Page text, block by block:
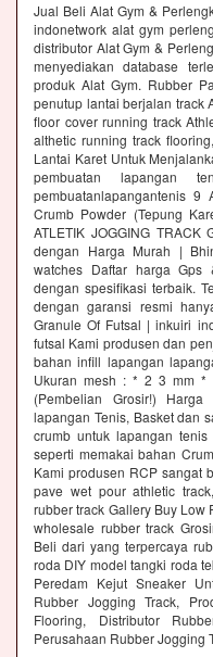
Jual Beli Alat Gym &
indonetwork alat gym
distributor Alat Gym &
menyediakan database
produk Alat Gym. Rubber
penutup lantai berjalan track
floor cover running track
althetic running track
Lantai Karet Untuk
pembuatan lapangan
pembuatanlapangantenis
Crumb Powder (Tepung
ATLETIK JOGGING
dengan Harga Murah |
watches Daftar harga Gps
dengan spesifikasi terbaik.
dengan garansi resmi
Granule Of Futsal | inkuiri
futsal Kami produsen dan
bahan infill lapangan
Ukuran mesh : * 2 3 mm *
(Pembelian Grosir!)
lapangan Tenis, Basket dan
crumb untuk lapangan
seperti memakai bahan
Kami produsen RCP sangat
pave wet pour athletic
rubber track Gallery Buy Low
wholesale rubber track
Beli dari yang terpercaya
roda DIY model tangki roda
Peredam Kejut Sneaker
Rubber Jogging Track,
Flooring, Distributor
Perusahaan Rubber Jogging